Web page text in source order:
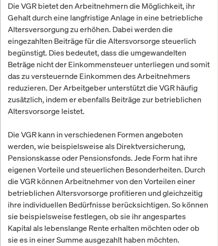
Die VGR bietet den Arbeitnehmern die Möglichkeit, ihr
Gehalt durch eine langfristige Anlage in eine betriebliche
Altersversorgung zu erhöhen. Dabei werden die
eingezahlten Beiträge für die Altersvorsorge steuerlich
begünstigt. Dies bedeutet, dass die umgewandelten
Beträge nicht der Einkommensteuer unterliegen und somit
das zu versteuernde Einkommen des Arbeitnehmers
reduzieren. Der Arbeitgeber unterstützt die VGR häufig
zusätzlich, indem er ebenfalls Beiträge zur betrieblichen
Altersvorsorge leistet.
Die VGR kann in verschiedenen Formen angeboten
werden, wie beispielsweise als Direktversicherung,
Pensionskasse oder Pensionsfonds. Jede Form hat ihre
eigenen Vorteile und steuerlichen Besonderheiten. Durch
die VGR können Arbeitnehmer von den Vorteilen einer
betrieblichen Altersvorsorge profitieren und gleichzeitig
ihre individuellen Bedürfnisse berücksichtigen. So können
sie beispielsweise festlegen, ob sie ihr angespartes
Kapital als lebenslange Rente erhalten möchten oder ob
sie es in einer Summe ausgezahlt haben möchten.